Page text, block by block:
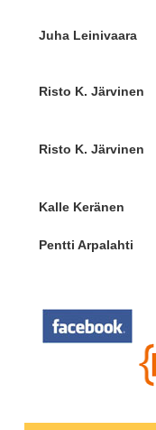
Juha Leinivaara
Risto K. Järvinen
Risto K. Järvinen
Kalle Keränen
Pentti Arpalahti